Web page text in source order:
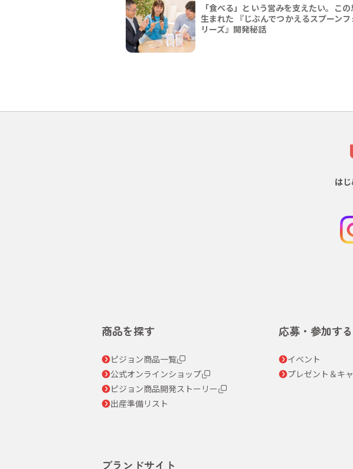
「食べる」という営みを支えたい。この
生まれた 『じぶんでつかえるスプーンフ
リーズ』開発秘話
は
商品を探す
ピジョン商品一覧
公式オンラインショップ
ピジョン商品開発ストーリー
出産準備リスト
応募・参加する
イベント
プレゼント＆キ
ブランドサイト